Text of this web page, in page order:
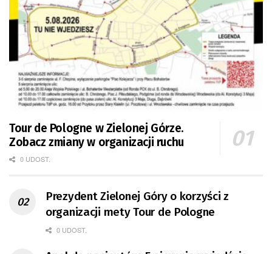
Tour de Pologne w Zielonej Górze.
Zobacz zmiany w organizacji ruchu
0 UDOST.
Prezydent Zielonej Góry o korzyści z
organizacji mety Tour de Pologne
0 UDOST.